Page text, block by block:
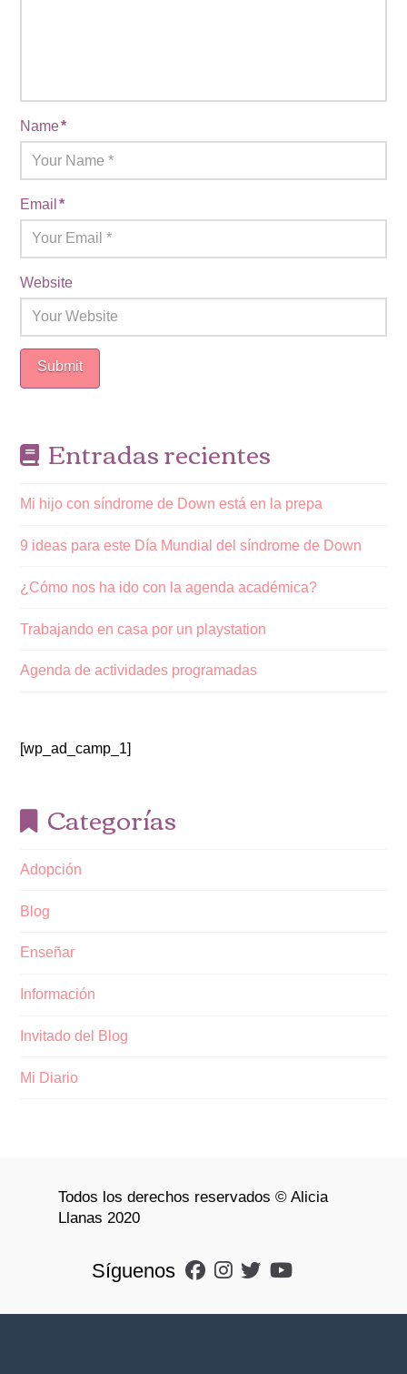
Name*
Email*
Website
Entradas recientes
Mi hijo con síndrome de Down está en la prepa
9 ideas para este Día Mundial del síndrome de Down
¿Cómo nos ha ido con la agenda académica?
Trabajando en casa por un playstation
Agenda de actividades programadas
[wp_ad_camp_1]
Categorías
Adopción
Blog
Enseñar
Información
Invitado del Blog
Mi Diario
Todos los derechos reservados © Alicia
Llanas 2020
Síguenos